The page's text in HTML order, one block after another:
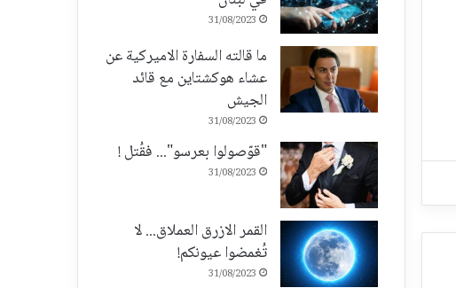
31/08/2023
ما قالته السفارة الاميركية عن
عشاء هوكشتاين مع قائد
الجيش
31/08/2023
"قوّصولوا بعرسو"... فقُتل !
31/08/2023
القمر الازرق العملاق... لا
تُغمضوا عيونكم!
31/08/2023